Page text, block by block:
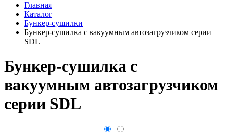
Главная
Каталог
Бункер-сушилки
Бункер-сушилка с вакуумным автозагрузчиком серии
SDL
Бункер-сушилка с
вакуумным автозагрузчиком
серии SDL